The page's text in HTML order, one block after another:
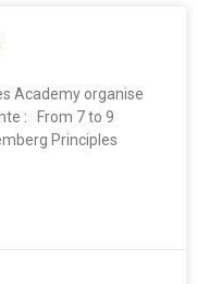
Academy organise
: From 7 to 9
Principles